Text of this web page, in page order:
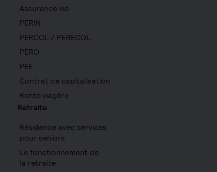
Assurance vie
PERIN
PERCOL / PERECOL
PERO
PEE
Contrat de capitalisation
Rente viagère
Retraite
Résidence avec services
pour seniors
Le fonctionnement de
la retraite